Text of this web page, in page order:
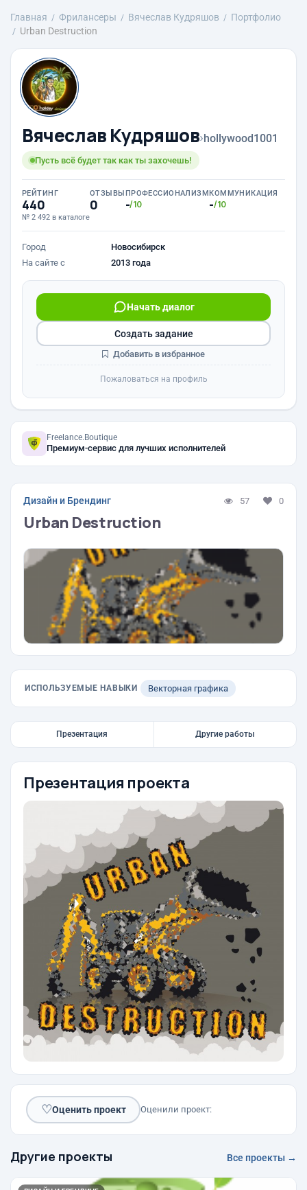
Главная Фрилансеры Вячеслав Кудряшов
Портфолио
Urban Destruction
Вячеслав Кудряшов›hollywood1001
Пусть всё будет так как ты захочешь!
РЕЙТИНГ
440
№ 2 492 в каталоге
ОТЗЫВЫ
0
ПРОФЕССИОНАЛИЗМ
-/10
КОММУНИКАЦИЯ
-/10
Город
Новосибирск
На сайте с
2013 года
Начать диалог
Создать задание
Добавить в избранное
Пожаловаться на профиль
Freelance.Boutique
Премиум-сервис для лучших исполнителей
Дизайн и Брендинг 57 0
Urban Destruction
ИСПОЛЬЗУЕМЫЕ НАВЫКИ Векторная графика
Презентация Другие работы
Презентация проекта
♡Оценить проект Оценили проект:
Другие проекты Все проекты →